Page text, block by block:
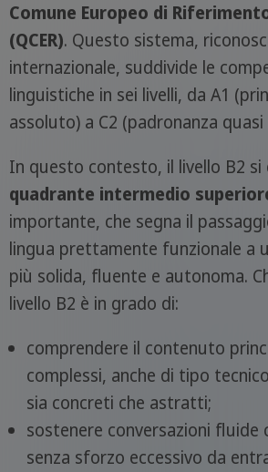
Comune Europeo di
(QCER). Questo sistema,
internazionale, suddivide le
linguistiche in sei livelli, da A1
assoluto) a C2 (padronanza
In questo contesto, il livello B2 si
quadrante intermedio
importante, che segna il
lingua prettamente funzionale a
più solida, fluente e autonoma.
livello B2 è in grado di:
comprendere il contenuto
complessi, anche di tipo
sia concreti che astratti;
sostenere conversazioni fluide
senza sforzo eccessivo da